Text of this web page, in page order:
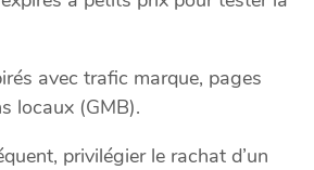
avec trafic marque, pages
locaux (GMB).
privilégier le rachat d’un